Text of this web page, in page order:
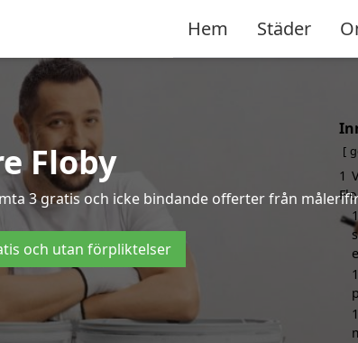
Hem Städer
Floby
3 gratis och icke bindande offerter från
och utan förpliktelser
1